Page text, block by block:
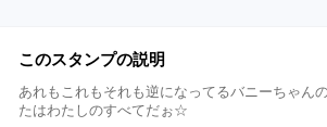
このスタンプの説明
あれもこれもそれも逆になってるバニーちゃん
たはわたしのすべてだぉ☆